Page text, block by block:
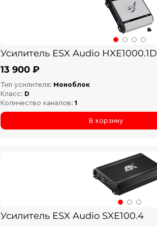
Усилитель ESX Audio HXE1000.1D
13 900 ₽
Тип усилителя: Моноблок
Класс: D
Количество каналов: 1
В корзину
Усилитель ESX Audio SXE100.4